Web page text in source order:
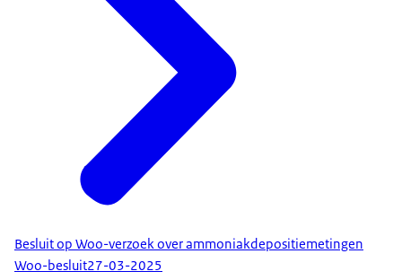
Besluit op Woo-verzoek over ammoniakdepositiemetingen
Woo-besluit27-03-2025